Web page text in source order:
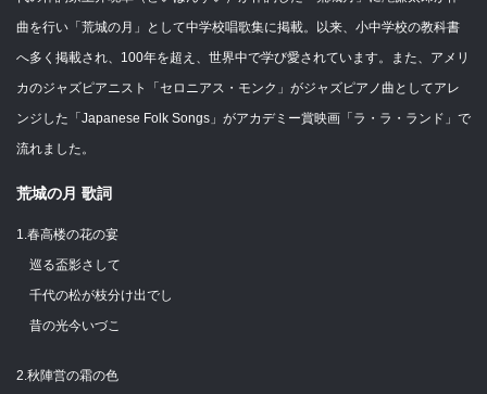
曲を行い「荒城の月」として中学校唱歌集に掲載。以来、小中学校の教科書
へ多く掲載され、100年を超え、世界中で学び愛されています。また、アメリ
カのジャズピアニスト「セロニアス・モンク」がジャズピアノ曲としてアレ
ンジした「Japanese Folk Songs」がアカデミー賞映画「ラ・ラ・ランド」で
流れました。
荒城の月 歌詞
1.春高楼の花の宴
巡る盃影さして
千代の松が枝分け出でし
昔の光今いづこ
2.秋陣営の霜の色